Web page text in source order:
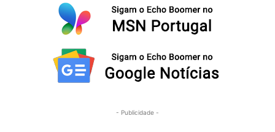
- Publicidade -